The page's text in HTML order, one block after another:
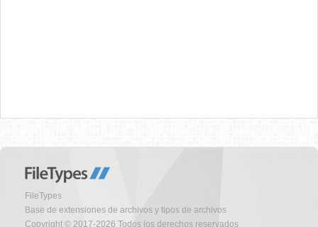
FileTypes
Base de extensiones de archivos y tipos de archivos
Copyright © 2017-2026 Todos los derechos reservados